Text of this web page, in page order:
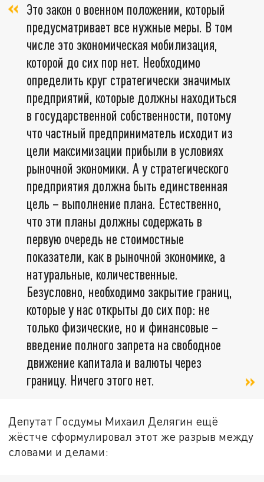
Это закон о военном положении, который
предусматривает все нужные меры. В том
числе это экономическая мобилизация,
которой до сих пор нет. Необходимо
определить круг стратегически значимых
предприятий, которые должны находиться
в государственной собственности, потому
что частный предприниматель исходит из
цели максимизации прибыли в условиях
рыночной экономики. А у стратегического
предприятия должна быть единственная
цель – выполнение плана. Естественно,
что эти планы должны содержать в
первую очередь не стоимостные
показатели, как в рыночной экономике, а
натуральные, количественные.
Безусловно, необходимо закрытие границ,
которые у нас открыты до сих пор: не
только физические, но и финансовые –
введение полного запрета на свободное
движение капитала и валюты через
границу. Ничего этого нет.
Депутат Госдумы Михаил Делягин ещё
жёстче сформулировал этот же разрыв между
словами и делами: